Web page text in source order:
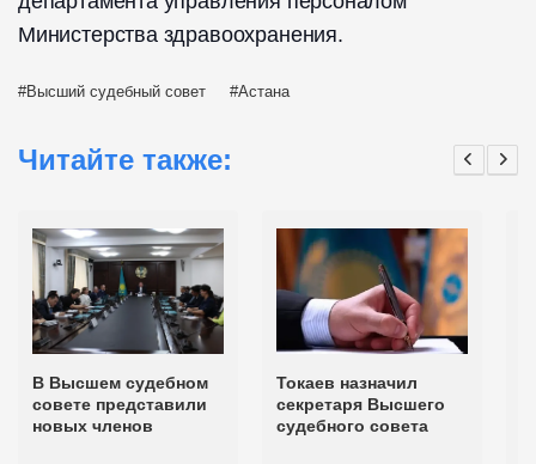
Министерства здравоохранения.
Высший судебный совет Астана
Читайте также:
В Высшем судебном
совете представили
новых членов
Токаев назначил
секретаря Высшего
судебного совета